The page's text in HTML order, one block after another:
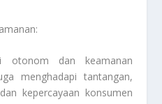
otonom dan keamanan
menghadapi tantangan,
kepercayaan konsumen